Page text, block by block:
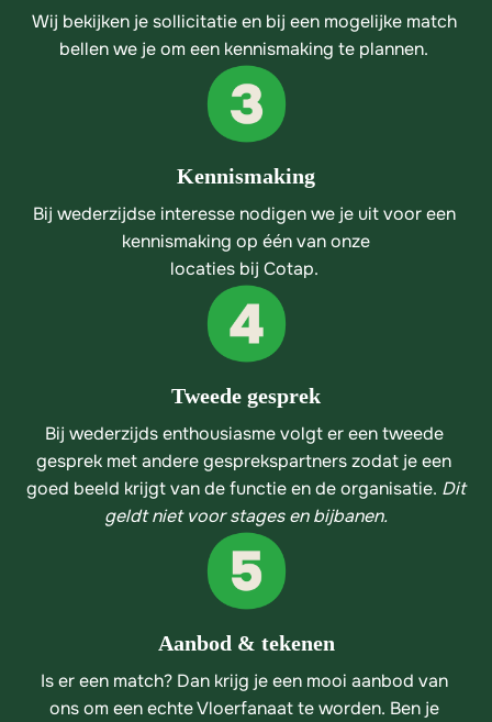
Wij bekijken je sollicitatie en bij een mogelijke match
bellen we je om een kennismaking te plannen.
Kennismaking
Bij wederzijdse interesse nodigen we je uit voor een
kennismaking op één van onze
locaties bij Cotap.
Tweede gesprek
Bij wederzijds enthousiasme volgt er een tweede
gesprek met andere gesprekspartners zodat je een
goed beeld krijgt van de functie en de organisatie. Dit
geldt niet voor stages en bijbanen.
Aanbod & tekenen
Is er een match? Dan krijg je een mooi aanbod van
ons om een echte Vloerfanaat te worden. Ben je